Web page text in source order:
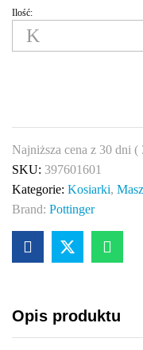
397601601
Pöttinger
tnącej
kosiarki
quantity
Ilość:
Najniższa cena z 30 dni (
SKU: 397601601
Kategorie: Kosiarki,
Brand: Pottinger
Opis produktu